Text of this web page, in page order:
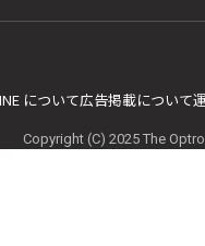
について広告掲載について
Copyright (C) 2025 The